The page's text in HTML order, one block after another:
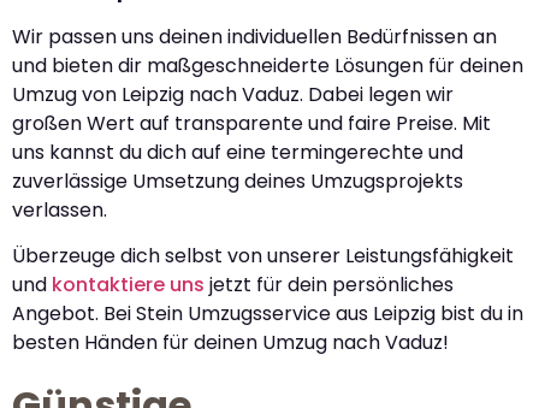
Wir passen uns deinen individuellen Bedürfnissen an
und bieten dir maßgeschneiderte Lösungen für deinen
Umzug von Leipzig nach Vaduz. Dabei legen wir
großen Wert auf transparente und faire Preise. Mit
uns kannst du dich auf eine termingerechte und
zuverlässige Umsetzung deines Umzugsprojekts
verlassen.
Überzeuge dich selbst von unserer Leistungsfähigkeit
und kontaktiere uns jetzt für dein persönliches
Angebot. Bei Stein Umzugsservice aus Leipzig bist du in
besten Händen für deinen Umzug nach Vaduz!